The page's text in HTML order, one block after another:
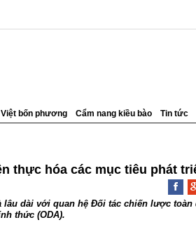
bốn phương Cẩm nang kiều bào Tin tức
thực hóa các mục tiêu phát
lâu dài với quan hệ Đối tác chiến lược
thức (ODA).